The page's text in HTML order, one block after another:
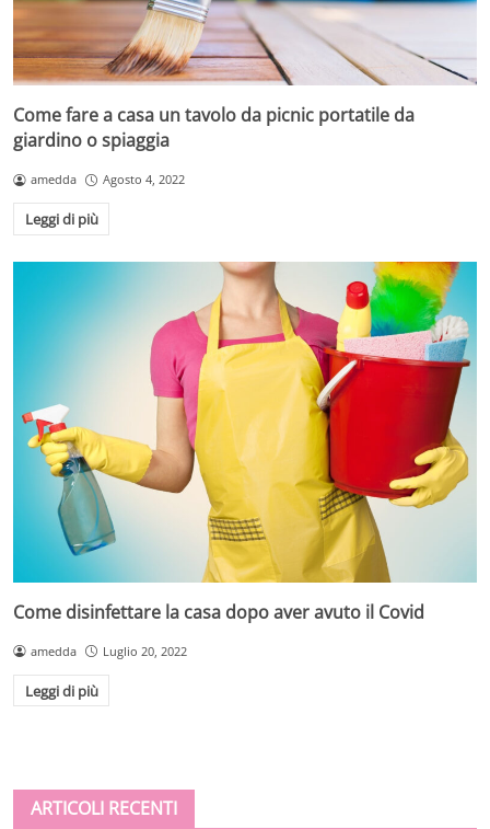
Come fare a casa un tavolo da picnic portatile da
giardino o spiaggia
amedda Agosto 4, 2022
Leggi di più
Come disinfettare la casa dopo aver avuto il Covid
amedda Luglio 20, 2022
Leggi di più
ARTICOLI RECENTI